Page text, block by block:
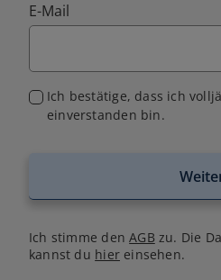
E-Mail
Ich bestätige, dass ich
einverstanden bin.
Ich stimme denAGB zu. Die
kannst du hiereinsehen.